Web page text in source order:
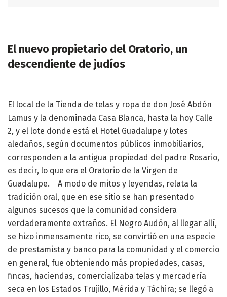
El nuevo propietario del Oratorio, un
descendiente de judíos
El local de la Tienda de telas y ropa de don José Abdón
Lamus y la denominada Casa Blanca, hasta la hoy Calle
2, y el lote donde está el Hotel Guadalupe y lotes
aledaños, según documentos públicos inmobiliarios,
corresponden a la antigua propiedad del padre Rosario,
es decir, lo que era el Oratorio de la Virgen de
Guadalupe. A modo de mitos y leyendas, relata la
tradición oral, que en ese sitio se han presentado
algunos sucesos que la comunidad considera
verdaderamente extraños. El Negro Audón, al llegar allí,
se hizo inmensamente rico, se convirtió en una especie
de prestamista y banco para la comunidad y el comercio
en general, fue obteniendo más propiedades, casas,
fincas, haciendas, comercializaba telas y mercadería
seca en los Estados Trujillo, Mérida y Táchira; se llegó a